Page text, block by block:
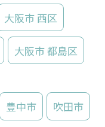
大阪市 西区
大阪市 都島区
豊中市 吹田市